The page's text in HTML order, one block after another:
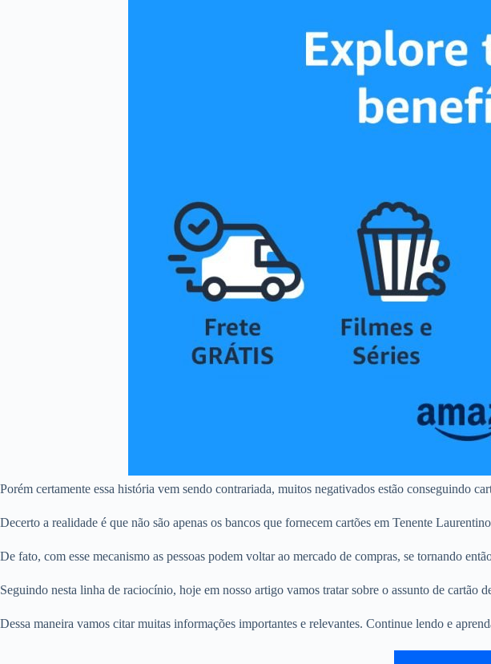
Porém certamente essa história vem sendo contrariada, muitos negativados estão conseguindo
Decerto a realidade é que não são apenas os bancos que fornecem cartões em Tenente
De fato, com esse mecanismo as pessoas podem voltar ao mercado de compras, se tornando
Seguindo nesta linha de raciocínio, hoje em nosso artigo vamos tratar sobre o assunto de cartão
Dessa maneira vamos citar muitas informações importantes e relevantes. Continue lendo e